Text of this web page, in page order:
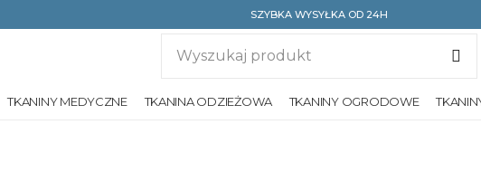
SZYBKA WYSYŁKA OD 24H
TKANINY MEDYCZNE TKANINA ODZIEŻOWA TKANINY OGRODOWE